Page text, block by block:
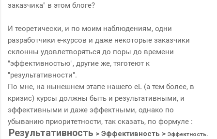
заказчика" в этом блоге?
И теоретически, и по моим наблюдениям, одни
разработчики е-курсов и даже некоторые заказчики
склонны удовлетворяться до поры до времени
"эффективностью", другие же, тяготеют к
"результативности".
По мне, на нынешнем этапе нашего eL (а тем более, в
кризис) курсы должны быть и результативными, и
эффективными и даже эффектными, однако по
убыванию приоритетности, так сказать, по формуле :
Результативность > Эффективность > Эффектность.